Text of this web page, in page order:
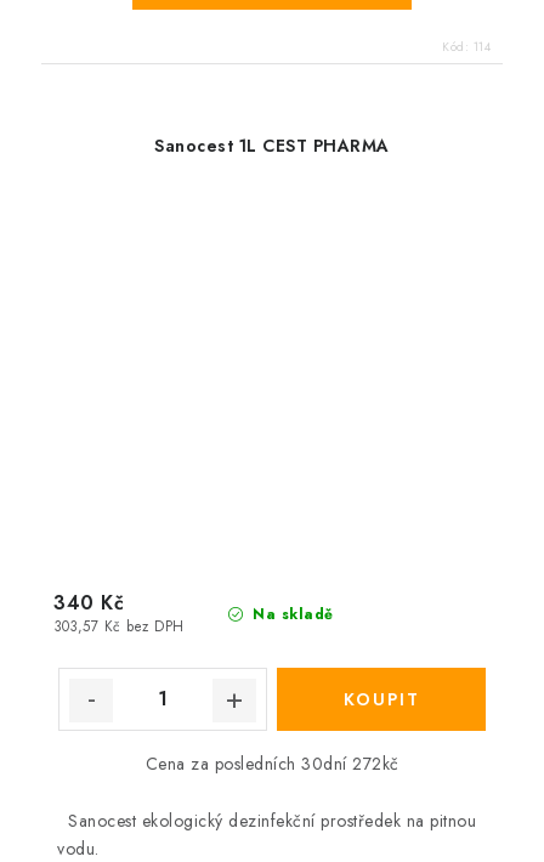
Kód: 114
Sanocest 1L CEST PHARMA
Na skladě
303,57 Kč bez DPH
340 Kč
Cena za posledních 30dní 272kč
Sanocest ekologický dezinfekční prostředek na pitnou
vodu.